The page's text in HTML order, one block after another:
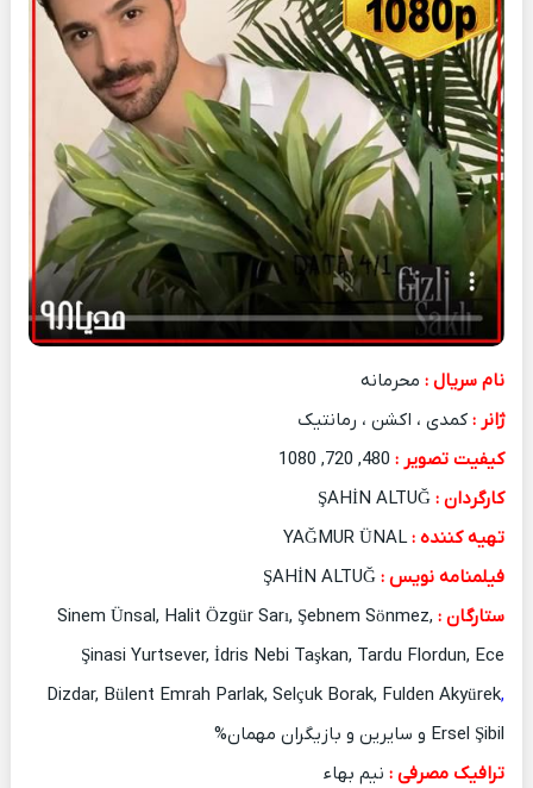
نام سریال :محرمانه
ژانر :کمدی ، اکشن ، رمانتیک
کیفیت تصویر :480, 720, 1080
کارگردان :ŞAHİN ALTUĞ
تهیه کننده :YAĞMUR ÜNAL
فیلمنامه نویس :ŞAHİN ALTUĞ
ستارگان : Sinem Ünsal, Halit Özgür Sarı, Şebnem Sönmez,
Şinasi Yurtsever, İdris Nebi Taşkan, Tardu Flordun, Ece
Dizdar, Bülent Emrah Parlak, Selçuk Borak, Fulden Akyürek,
Ersel Şibil و سایرین و بازیگران مهمان%
ترافیک مصرفی :نیم بهاء